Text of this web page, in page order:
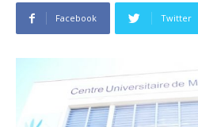
Facebook Twitter